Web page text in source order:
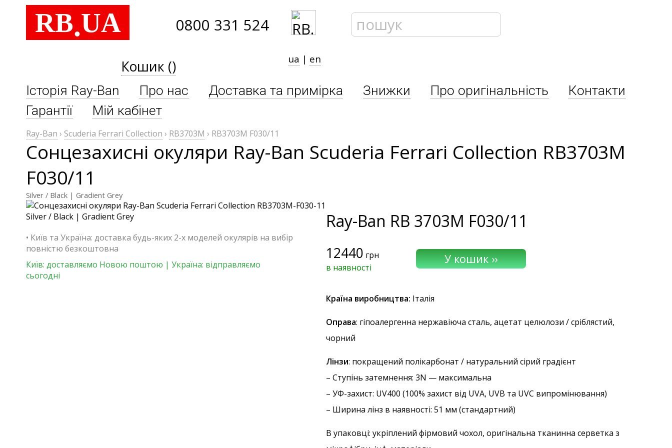
RB.UA 0800 331 524
Кошик () ua | en
Історія Ray-Ban Про нас Доставка та примірка Знижки Про оригінальність
Контакти
Гарантії
Мій кабінет
Ray-Ban › Scuderia Ferrari Collection › RB3703M › RB3703M F030/11
Сонцезахисні окуляри Ray-Ban Scuderia Ferrari Collection RB3703M
F030/11
Silver / Black | Gradient Grey
• Київ та Україна: доставка будь-яких 2-х моделей окулярів на вибір
повністю безкоштовна
Київ: доставляємо Новою поштою | Україна: відправляємо
сьогодні
Ray-Ban RB 3703M F030/11
12440 грн
в наявності
Країна виробництва: Італія
Оправа: гіпоалергенна нержавіюча сталь, ацетат целюлози / сріблястий,
чорний
Лінзи: покращений полікарбонат / натуральний сірий градієнт
– Ступінь затемнення: 3N — максимальна
– УФ-захист: UV400 (100% захист від UVA, UVB та UVC випромінювання)
– Ширина лінз в наявності: 51 мм (стандартний)
В упаковці: укріплений фірмовий чохол, оригінальна тканинна серветка з